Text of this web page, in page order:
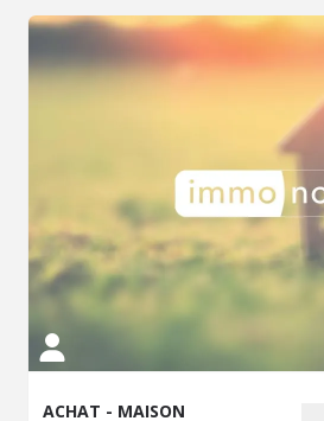
radiateurs éléctriques, les
double-vitrage. Si vous souhaitez
ou visiter cette belle propriété,
02.99.94.82.20 - Classe énergie : E -
Montant estimé des dépenses
un usage standard : 3070 à 4154 €
Négo Inclus : 289 009 € dont 3,96%
charge acq. Prix Hors Hon. Négo
037/1904
ACHAT - MAISON